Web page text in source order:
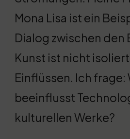
Mona Lisa ist ein
Dialog zwischen den
Kunst ist nicht
Einflüssen. Ich frage:
beeinflusst
kulturellen Werke?